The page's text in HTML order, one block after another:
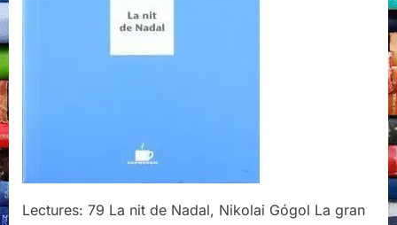
Lectures: 79 La nit de Nadal, Nikolai Gógol La gran